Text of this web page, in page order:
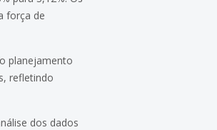
força de
planejamento
refletindo
dos dados